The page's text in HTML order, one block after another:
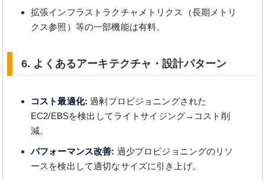
拡張インフラストラクチャメトリクス（長期メトリ
クス参照）等の一部機能は有料。
6. よくあるアーキテクチャ・設計パターン
コスト最適化: 過剰プロビジョニングされた
EC2/EBSを検出してライトサイジング→コスト削
減。
パフォーマンス改善: 過少プロビジョニングのリソ
ースを検出して適切なサイズに引き上げ。